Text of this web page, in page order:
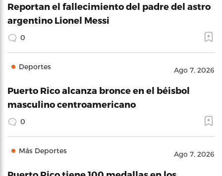
Reportan el fallecimiento del padre del astro
argentino Lionel Messi
0
Deportes Ago 7, 2026
Puerto Rico alcanza bronce en el béisbol
masculino centroamericano
0
Más Deportes Ago 7, 2026